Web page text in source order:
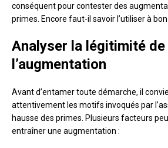
conséquent pour contester des
primes. Encore faut-il savoir l’utiliser à
Analyser la légitimité de
l’augmentation
Avant d’entamer toute démarche, il
attentivement les motifs invoqués par
hausse des primes. Plusieurs facteurs
entraîner une augmentation :